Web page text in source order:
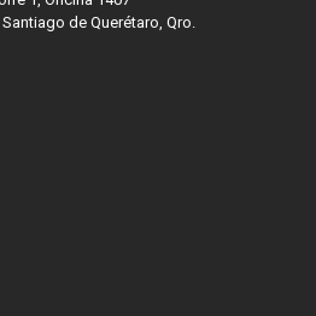
de Querétaro, Qro.